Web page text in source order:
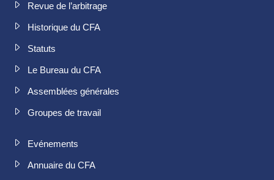
Revue de l’arbitrage
Historique du CFA
Statuts
Le Bureau du CFA
Assemblées générales
Groupes de travail
Evénements
Annuaire du CFA